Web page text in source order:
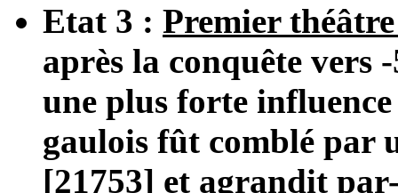
Etat 3 : Premier
après la conquête vers
une plus forte
gaulois fût comblé par
[21753] et agrandit